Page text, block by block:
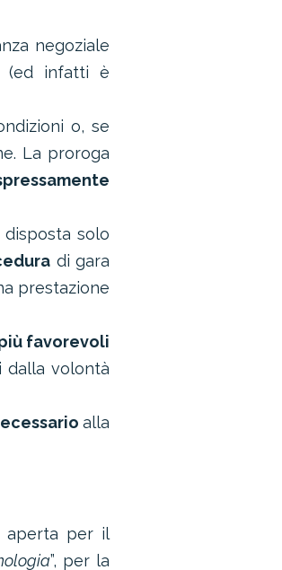
negoziale
infatti è
o, se
La proroga
solo
di gara
prestazione
favorevoli
dalla volontà
alla
aperta per il
”, per la